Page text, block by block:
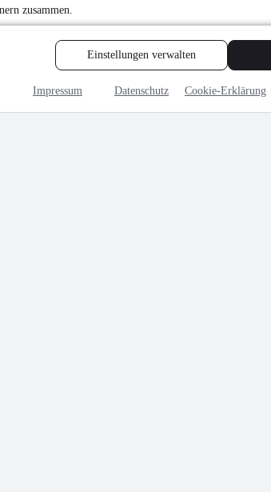
zusammen.
Einstellungen verwalten
Impressum Datenschutz Cookie-Erklärung